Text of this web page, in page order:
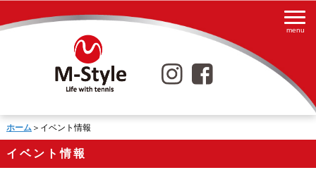
ホーム＞イベント情報
イベント情報